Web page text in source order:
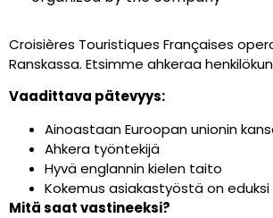
Croisières Touristiques Françaises
Ranskassa. Etsimme ahkeraa
Vaadittava pätevyys:
Ainoastaan Euroopan unionin
Ahkera työntekijä
Hyvä englannin kielen taito
Kokemus asiakastyöstä on eduksi
Mitä saat vastineeksi?